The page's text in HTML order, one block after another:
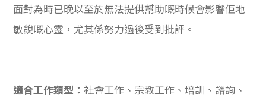
面對為時已晚以至於無法提供幫助嘅時候會影響佢地
敏銳嘅心靈，尤其係努力過後受到批評。
適合工作類型：社會工作、宗教工作、培訓、諮詢、